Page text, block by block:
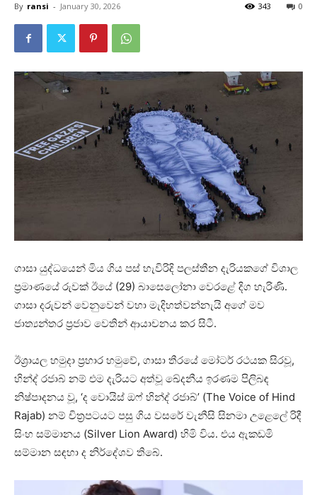
By ransi - January 30, 2026 0
343
ගාසා යුද්ධයෙන් මිය ගිය පස් හැවිරිදි පලස්තීන දැරියකගේ විශාල
ප්‍රමාණයේ රුවක් ඊයේ (29) බාසෙලෝනා වෙරළේ දිග හැරිණි.
ගාසා දරුවන් වෙනුවෙන් වහා මැදිහත්වන්නැයි අගේ මව
ජාත්‍යන්තර ප්‍රජාව වෙතින් ආයාචනය කර සිටී.
ඊශ්‍රායල හමුදා ප්‍රහාර හමුවේ, ගාසා තීරයේ මෝටර් රථයක සිරවූ,
හින්ද් රජාබ් නම් එම දැරියට අත්වූ ඛේදනීය ඉරණම පිලිබඳ
නිෂ්පාදනය වූ, ‘ද වොයිස් ඔෆ් හින්ද් රජාබ්’ (The Voice of Hind
Rajab) නම් චිත්‍රපටයට පසු ගිය වසරේ වැනීසි සිනමා උළෙලේ රිදී
සිංහ සම්මානය (Silver Lion Award) හිමි විය. එය ඇකඩමි
සම්මාන සඳහා ද නිර්දේශව තිබේ.